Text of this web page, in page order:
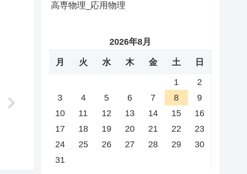
高専物理_応用物理
2026年8月
月 火 水 木 金 土 日
1
2
3
4 5 6 7 8
9
10
11 12 13 14 15
16
17
18 19 20 21 22
23
24
25 26 27 28 29
30
31